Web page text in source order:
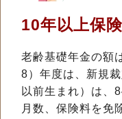
10年以上保
老齢基礎年金の額
8）年度は、新規
以前生まれ）は、
月数、保険料を免